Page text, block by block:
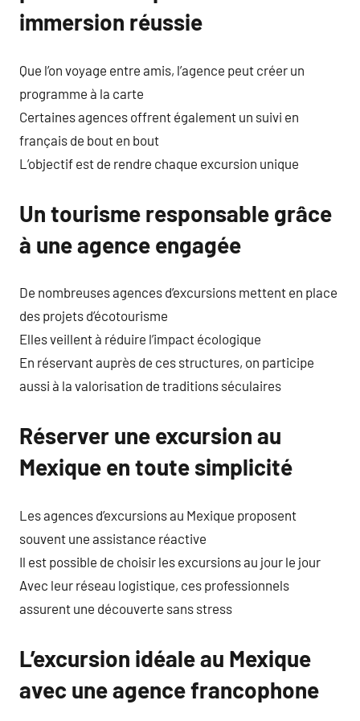
immersion réussie
Que l’on voyage entre amis, l’agence peut créer un
programme à la carte
Certaines agences offrent également un suivi en
français de bout en bout
L’objectif est de rendre chaque excursion unique
Un tourisme responsable grâce
à une agence engagée
De nombreuses agences d’excursions mettent en place
des projets d’écotourisme
Elles veillent à réduire l’impact écologique
En réservant auprès de ces structures, on participe
aussi à la valorisation de traditions séculaires
Réserver une excursion au
Mexique en toute simplicité
Les agences d’excursions au Mexique proposent
souvent une assistance réactive
Il est possible de choisir les excursions au jour le jour
Avec leur réseau logistique, ces professionnels
assurent une découverte sans stress
L’excursion idéale au Mexique
avec une agence francophone